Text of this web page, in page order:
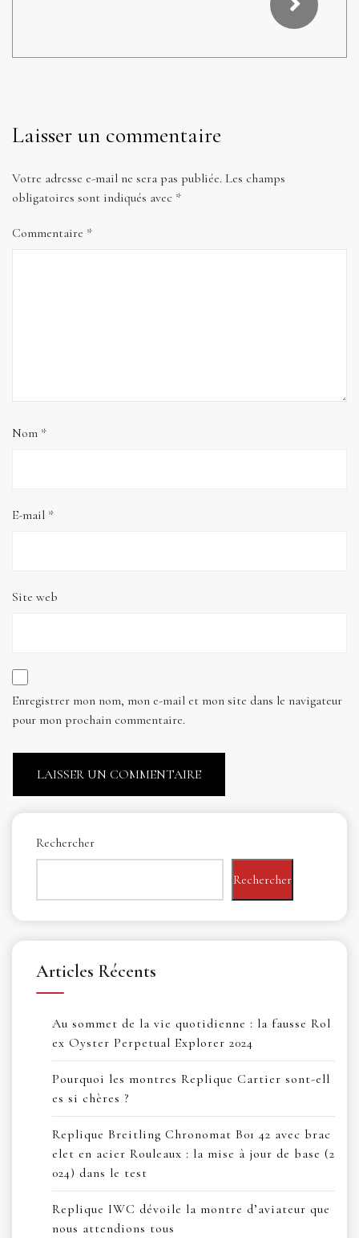
Laisser un commentaire
Votre adresse e-mail ne sera pas publiée. Les champs
obligatoires sont indiqués avec *
Commentaire *
Nom *
E-mail *
Site web
Enregistrer mon nom, mon e-mail et mon site dans le navigateur
pour mon prochain commentaire.
Rechercher
Rechercher
Articles Récents
Au sommet de la vie quotidienne : la fausse Rol
ex Oyster Perpetual Explorer 2024
Pourquoi les montres Replique Cartier sont-ell
es si chères ?
Replique Breitling Chronomat B01 42 avec brac
elet en acier Rouleaux : la mise à jour de base (2
024) dans le test
Replique IWC dévoile la montre d’aviateur que
nous attendions tous